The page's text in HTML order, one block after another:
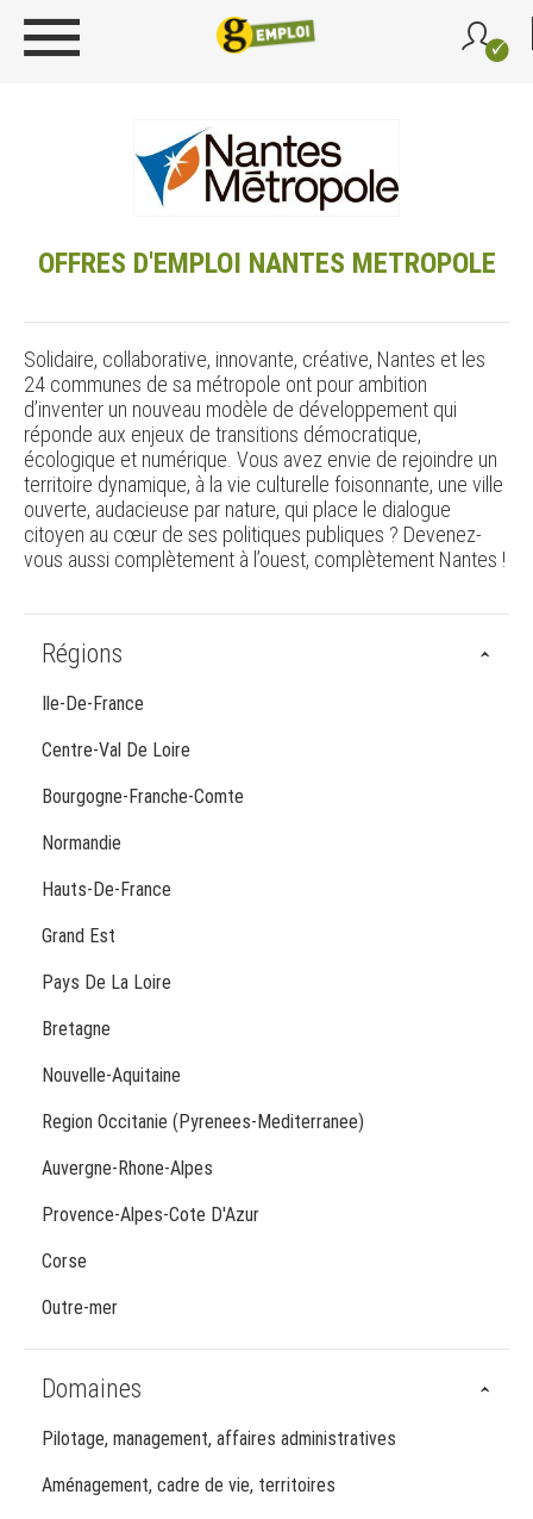
OFFRES D'EMPLOI NANTES METROPOLE
Solidaire, collaborative, innovante, créative, Nantes et les
24 communes de sa métropole ont pour ambition
d’inventer un nouveau modèle de développement qui
réponde aux enjeux de transitions démocratique,
écologique et numérique. Vous avez envie de rejoindre un
territoire dynamique, à la vie culturelle foisonnante, une ville
ouverte, audacieuse par nature, qui place le dialogue
citoyen au cœur de ses politiques publiques ? Devenez-
vous aussi complètement à l’ouest, complètement Nantes !
Régions
Ile-De-France
Centre-Val De Loire
Bourgogne-Franche-Comte
Normandie
Hauts-De-France
Grand Est
Pays De La Loire
Bretagne
Nouvelle-Aquitaine
Region Occitanie (Pyrenees-Mediterranee)
Auvergne-Rhone-Alpes
Provence-Alpes-Cote D'Azur
Corse
Outre-mer
Domaines
Pilotage, management, affaires administratives
Aménagement, cadre de vie, territoires